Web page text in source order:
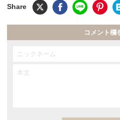
コメント欄